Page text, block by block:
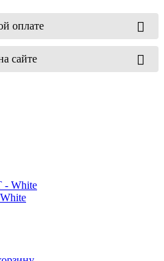
оплате
сайте